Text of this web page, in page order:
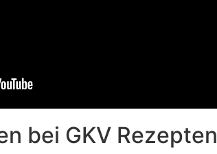
bei GKV Rezepten